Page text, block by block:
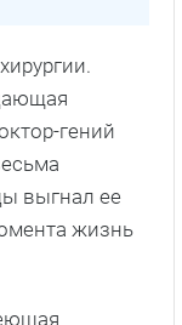
гений
выгнал ее
жизнь